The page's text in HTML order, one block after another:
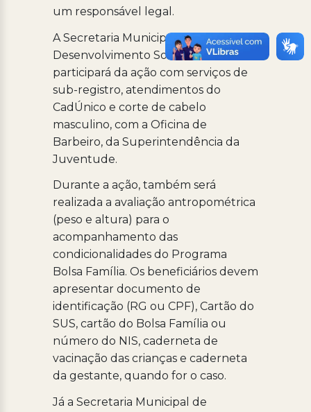
um responsável legal.
A Secretaria Municipal de
Desenvolvimento Social também
participará da ação com serviços de
sub-registro, atendimentos do
CadÚnico e corte de cabelo
masculino, com a Oficina de
Barbeiro, da Superintendência da
Juventude.
Durante a ação, também será
realizada a avaliação antropométrica
(peso e altura) para o
acompanhamento das
condicionalidades do Programa
Bolsa Família. Os beneficiários devem
apresentar documento de
identificação (RG ou CPF), Cartão do
SUS, cartão do Bolsa Família ou
número do NIS, caderneta de
vacinação das crianças e caderneta
da gestante, quando for o caso.
Já a Secretaria Municipal de